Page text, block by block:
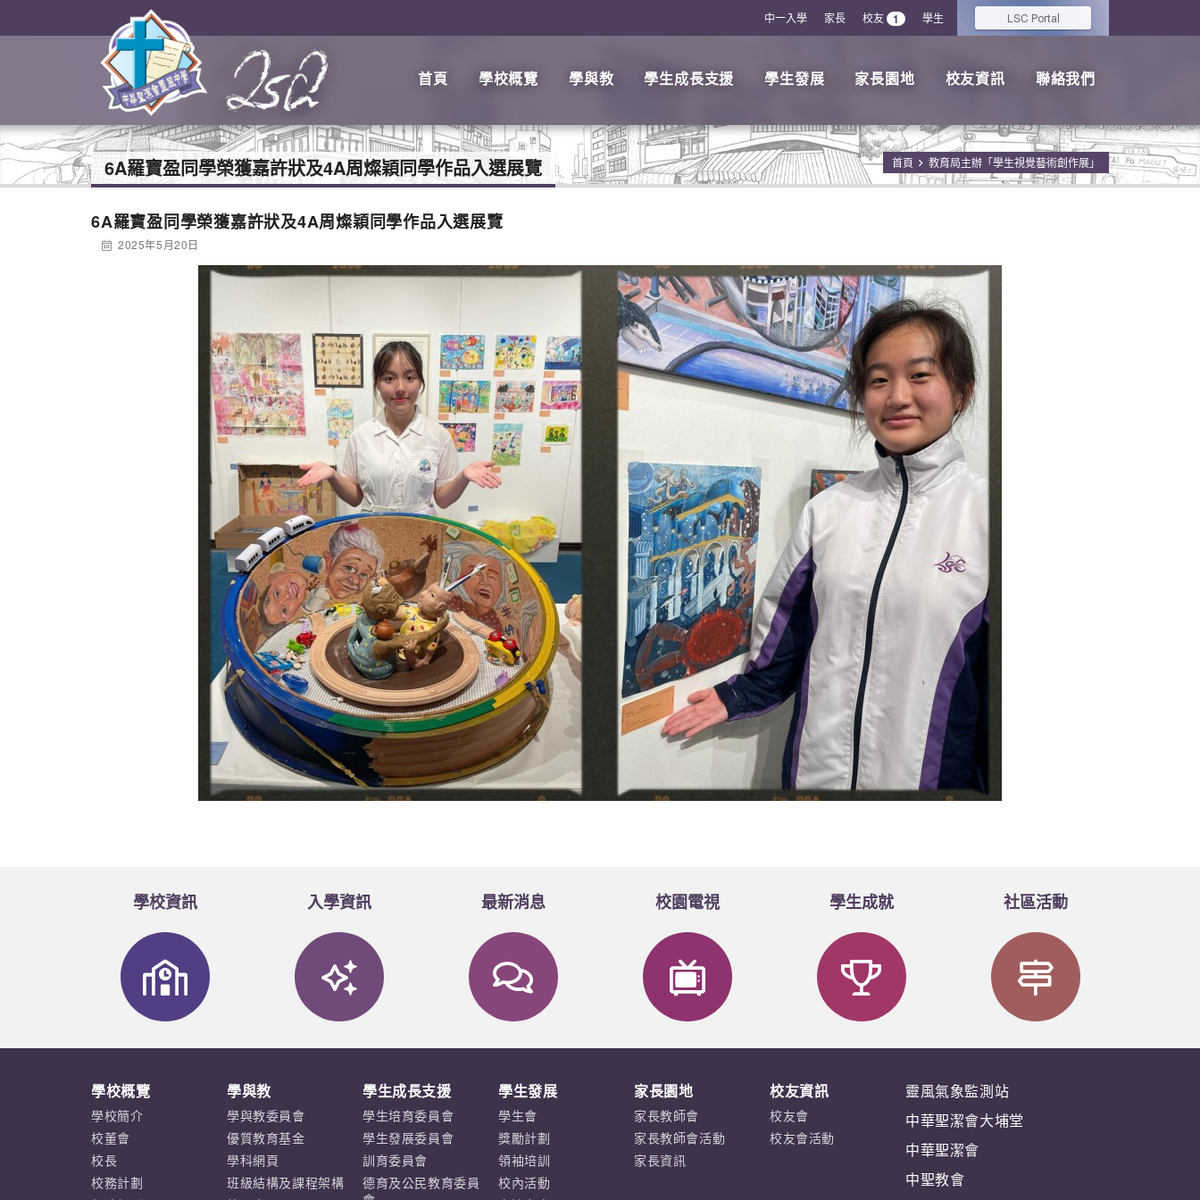
中一入學 家長 校友 1 學生 LSC Portal
首頁 學校概覽 學與教 學生成長支援 學生發展 家長園地 校友資訊 聯絡我們
首頁 教育局主辦「學生視覺藝術創作展」
6A羅寶盈同學榮獲嘉許狀及4A周燦穎同學作品入選展覽
6A羅寶盈同學榮獲嘉許狀及4A周燦穎同學作品入選展覽
2025年5月20日
學校資訊 入學資訊 最新消息 校園電視 學生成就 社區活動
學校概覽
學校簡介
校董會
校長
校務計劃
學與教
學與教委員會
優質教育基金
學科網頁
班級結構及課程架構
學生成長支援
學生培育委員會
學生發展委員會
訓育委員會
德育及公民教育委員
學生發展
學生會
獎勵計劃
領袖培訓
校內活動
家長園地
家長教師會
家長教師會活動
家長資訊
校友資訊
校友會
校友會活動
靈風氣象監測站
中華聖潔會大埔堂
中華聖潔會
中聖教會